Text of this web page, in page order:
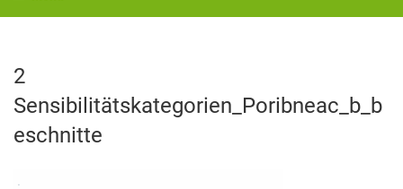
2
Sensibilitätskategorien_Poribneac_b_b
eschnitte